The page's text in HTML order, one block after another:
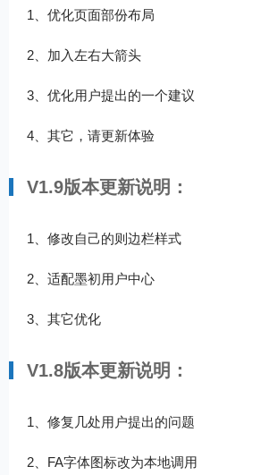
1、优化页面部份布局
2、加入左右大箭头
3、优化用户提出的一个建议
4、其它，请更新体验
V1.9版本更新说明：
1、修改自己的则边栏样式
2、适配墨初用户中心
3、其它优化
V1.8版本更新说明：
1、修复几处用户提出的问题
2、FA字体图标改为本地调用